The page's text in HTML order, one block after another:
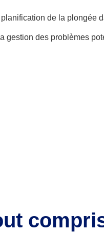
de la plongée
gestion des problèmes